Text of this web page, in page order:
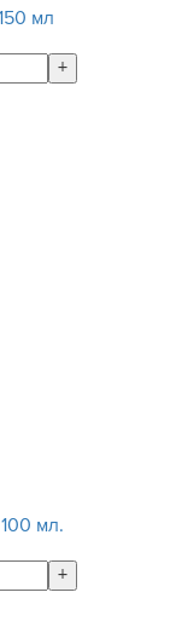
мл
+
мл.
+